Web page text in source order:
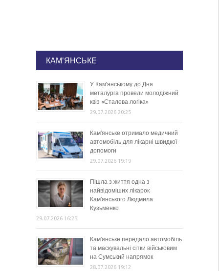
КАМ'ЯНСЬКЕ
У Кам’янському до Дня
металурга провели молодіжний
квіз «Сталева логіка»
29.07.2026 20:25
Кам’янське отримало медичний
автомобіль для лікарні швидкої
допомоги
29.07.2026 19:19
Пішла з життя одна з
найвідоміших лікарок
Кам’янського Людмила
Кузьменко
29.07.2026 16:25
Кам’янське передало автомобіль
та маскувальні сітки військовим
на Сумський напрямок
28.07.2026 19:12